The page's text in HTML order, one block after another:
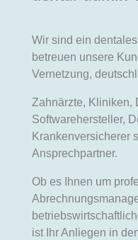
Wir sind ein
betreuen unsere
Vernetzung,
Zahnärzte, Kliniken,
Softwarehersteller,
Krankenversicherer
Ansprechpartner.
Ob es Ihnen um
ist Ihr Anliegen in